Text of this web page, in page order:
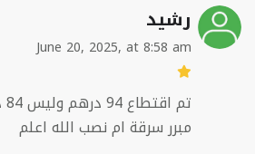
رشيد
June 20, 2025, at 8:58 am
مبرر سرقة ام نصب الله اعلم